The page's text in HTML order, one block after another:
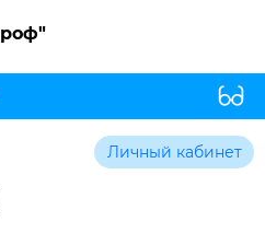
Личный кабинет